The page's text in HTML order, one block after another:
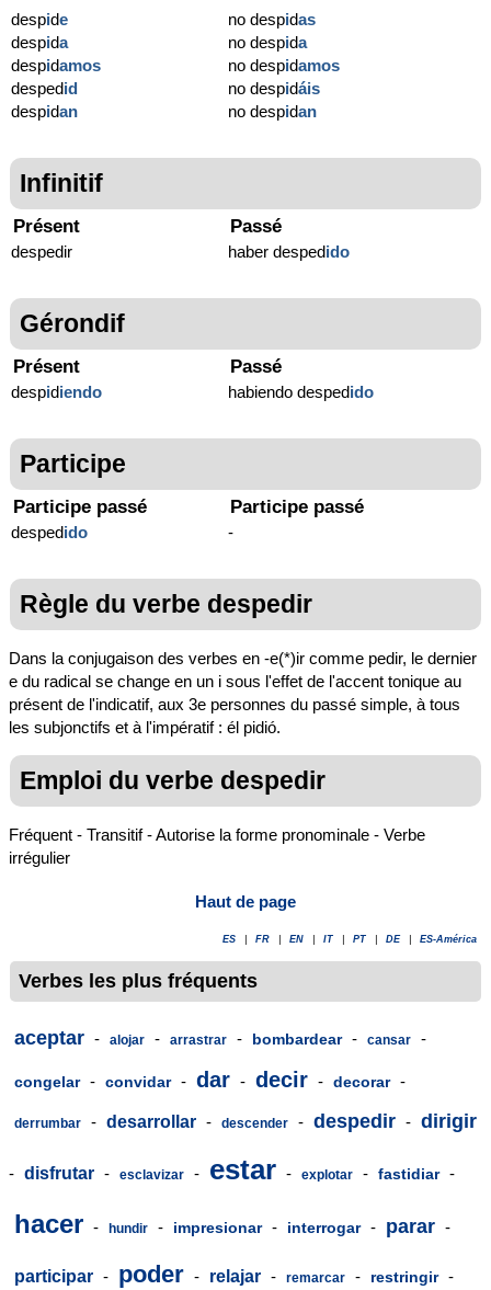
despide
despida
despidamos
despedid
despidan
no despidas
no despida
no despidamos
no despidáis
no despidan
Infinitif
Présent
despedir
Passé
haber despedido
Gérondif
Présent
despidiendo
Passé
habiendo despedido
Participe
Participe passé
despedido
Participe passé
-
Règle du verbe despedir
Dans la conjugaison des verbes en -e(*)ir comme pedir, le dernier
e du radical se change en un i sous l'effet de l'accent tonique au
présent de l'indicatif, aux 3e personnes du passé simple, à tous
les subjonctifs et à l'impératif : él pidió.
Emploi du verbe despedir
Fréquent - Transitif - Autorise la forme pronominale - Verbe
irrégulier
Haut de page
ES FR EN IT PT DE ES-América
Verbes les plus fréquents
aceptar - alojar - arrastrar - bombardear - cansar -
congelar - convidar - dar - decir - decorar -
derrumbar - desarrollar - descender - despedir - dirigir
- disfrutar - esclavizar - estar - explotar - fastidiar -
hacer - hundir - impresionar - interrogar - parar -
participar - poder - relajar - remarcar - restringir -